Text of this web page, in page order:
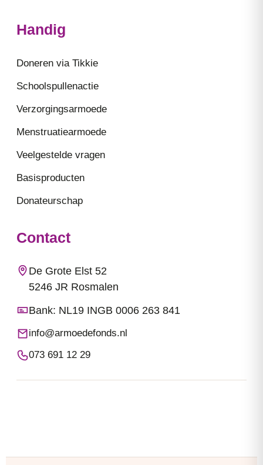
Handig
Doneren via Tikkie
Schoolspullenactie
Verzorgingsarmoede
Menstruatiearmoede
Veelgestelde vragen
Basisproducten
Donateurschap
Contact
De Grote Elst 52
5246 JR Rosmalen
Bank: NL19 INGB 0006 263 841
info@armoedefonds.nl
073 691 12 29